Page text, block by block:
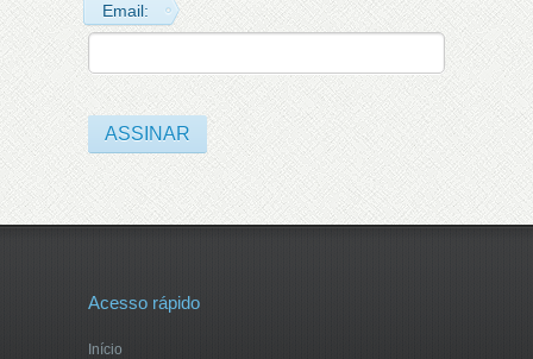
Email:
Acesso rápido
Início